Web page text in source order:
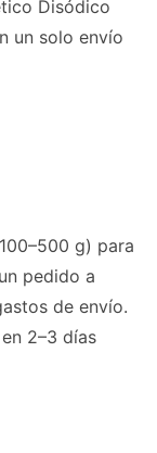
Disódico
un solo envío
g) para
pedido a
de envío.
2–3 días